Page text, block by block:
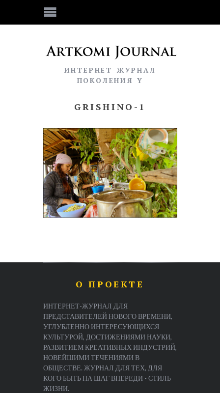
ИНТЕРНЕТ-ЖУРНАЛ
ПОКОЛЕНИЯ Y
GRISHINO-1
О ПРОЕКТЕ
ИНТЕРНЕТ-ЖУРНАЛ ДЛЯ
ПРЕДСТАВИТЕЛЕЙ НОВОГО ВРЕМЕНИ,
УГЛУБЛЕННО ИНТЕРЕСУЮЩИХСЯ
КУЛЬТУРОЙ, ДОСТИЖЕНИЯМИ НАУКИ,
РАЗВИТИЕМ КРЕАТИВНЫХ ИНДУСТРИЙ,
НОВЕЙШИМИ ТЕЧЕНИЯМИ В
ОБЩЕСТВЕ. ЖУРНАЛ ДЛЯ ТЕХ, ДЛЯ
КОГО БЫТЬ НА ШАГ ВПЕРЕДИ - СТИЛЬ
ЖИЗНИ.